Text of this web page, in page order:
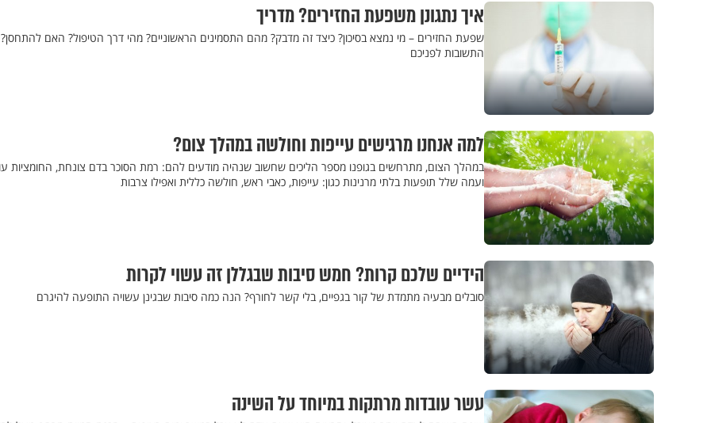
איך נתגונן משפעת החזירים? מדריך
שפעת החזירים – מי נמצא בסיכון? כיצד זה מדבק? מהם התסמינים הראשוניים? מהי דרך הטיפול? האם
התשובות לפניכם
למה אנחנו מרגישים עייפות וחולשה במהלך צום?
במהלך הצום, מתרחשים בגופנו מספר הליכים שחשוב שנהיה מודעים להם: רמת הסוכר בדם צונחת, החומציות
ועמה שלל תופעות בלתי מרנינות כגון: עייפות, כאבי ראש, חולשה כללית ואפילו צרבות
הידיים שלכם קרות? חמש סיבות שבגללן זה עשוי לקרות
סובלים מבעיה מתמדת של קור בגפיים, בלי קשר לחורף? הנה כמה סיבות שבגינן עשויה התופעה להיגרם
עשר עובדות מרתקות במיוחד על השינה